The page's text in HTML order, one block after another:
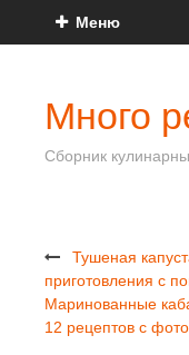
Меню
Много
Сборник
Тушеная
приготовления с
Маринованные
12 рецептов с фото